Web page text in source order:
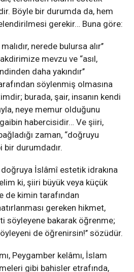
Böyle bir durumda da, hem
gerekir… Buna göre:
nerede bulursa alır’’
mevzu ve “asıl,
daha yakındır’’
söylenmiş olmasına
burada, şair, insanın kendi
neye memur olduğunu
habercisidir… Ve şiiri,
zaman, “doğruyu
bir durumdadır.
İslâmî estetik idrakına
ki, şiiri büyük veya küçük
de kimin tarafından
gereken hikmet,
söyleyene bakarak öğrenme;
de öğrenirsin!’’ sözüdür.
Peygamber kelâmı, İslam
gibi bahisler etrafında,